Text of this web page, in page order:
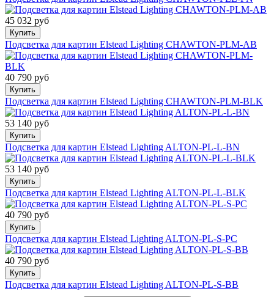
45 032 руб
Купить
Подсветка для картин Elstead Lighting CHAWTON-PLM-AB
40 790 руб
Купить
Подсветка для картин Elstead Lighting CHAWTON-PLM-BLK
53 140 руб
Купить
Подсветка для картин Elstead Lighting ALTON-PL-L-BN
53 140 руб
Купить
Подсветка для картин Elstead Lighting ALTON-PL-L-BLK
40 790 руб
Купить
Подсветка для картин Elstead Lighting ALTON-PL-S-PC
40 790 руб
Купить
Подсветка для картин Elstead Lighting ALTON-PL-S-BB